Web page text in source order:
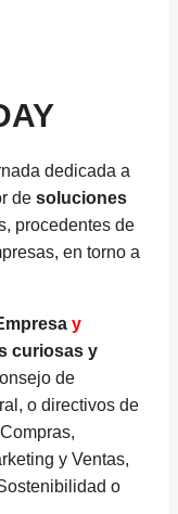
dedicada a
de soluciones
procedentes de
en torno a
y
curiosas y
de
o directivos de
y Ventas,
o